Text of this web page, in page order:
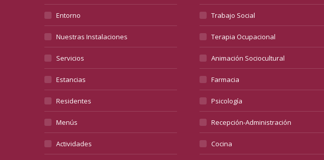
Entorno
Nuestras Instalaciones
Servicios
Estancias
Residentes
Menús
Actividades
Trabajo Social
Terapia Ocupacional
Animación Sociocultural
Farmacia
Psicología
Recepción-Administración
Cocina